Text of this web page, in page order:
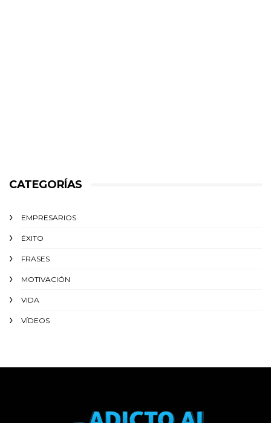
CATEGORÍAS
EMPRESARIOS
ÉXITO‬
FRASES
MOTIVACIÓN
VIDA
VÍDEOS